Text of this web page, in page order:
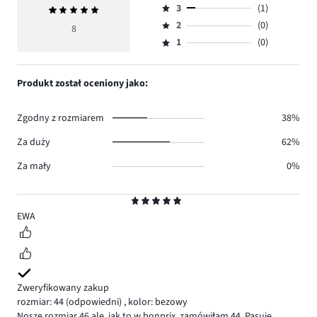
5
EWA
Zweryfikowany zakup
rozmiar: 44 (odpowiedni) , kolor: bezowy
Średnia
ocena
8
ilość
głosów
7.
4,
ilość
głosów
Ocena
3,
ilość
3
(1)
Ocena
2,
2
(0)
Ocena
1,
1 (0)
Produkt został oceniony jako:
Zgodny z rozmiarem
38%
Za duży
62%
Za mały
0%